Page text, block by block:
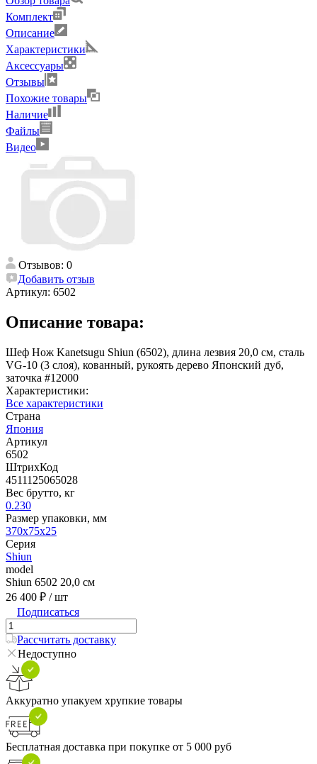
Комплект
Описание
Характеристики
Аксессуары
Отзывы
Похожие товары
Наличие
Файлы
Видео
Отзывов: 0
Добавить отзыв
Артикул: 6502
Описание товара:
Шеф Нож Kanetsugu Shiun (6502), длина лезвия 20,0 см, сталь
VG-10 (3 слоя), кованный, рукоять дерево Японский дуб,
заточка #12000
Характеристики:
Все характеристики
Страна
Япония
Артикул
6502
ШтрихКод
4511125065028
Вес брутто, кг
0.230
Размер упаковки, мм
370х75х25
Серия
Shiun
model
Shiun 6502 20,0 см
26 400 ₽ / шт
Подписаться
Рассчитать доставку
Недоступно
Аккуратно упакуем хрупкие товары
Бесплатная доставка при покупке от 5 000 руб